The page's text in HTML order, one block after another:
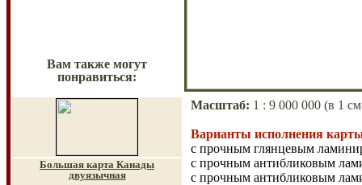
Вам также могут
понравиться:
Масштаб: 1 : 9 000 000 (в 1
Варианты исполнения
с прочным глянцевым
с прочным антибликовым
с прочным антибликовым
Большая карта Канады
двуязычная